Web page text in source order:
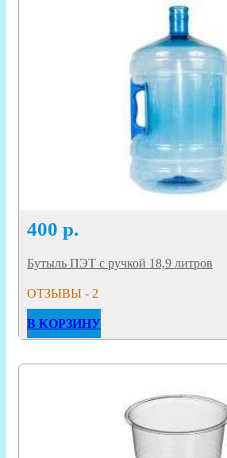
400 р.
Бутыль ПЭТ с ручкой 18,9 литров
ОТЗЫВЫ - 2
В КОРЗИНУ